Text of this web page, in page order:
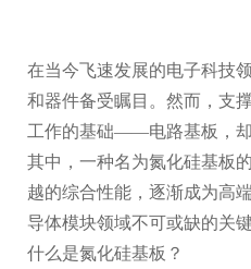
在当今飞速发展的电子科技
和器件备受瞩目。然而，支
工作的基础——电路基板，却
其中，一种名为氮化硅基板
越的综合性能，逐渐成为高
导体模块领域不可或缺的关键
什么是氮化硅基板？